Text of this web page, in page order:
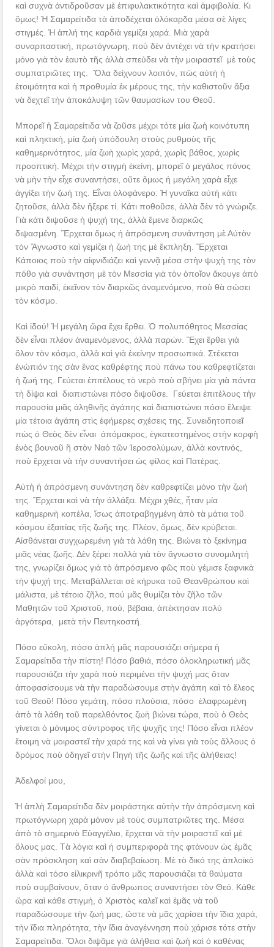
καὶ συχνὰ ἀντιδροῦσαν μὲ ἐπιφυλακτικότητα καὶ ἀμφιβολία. Κι
ὅμως! Ἡ Σαμαρείτιδα τὰ ἀποδέχεται ὁλόκαρδα μέσα σὲ λίγες
στιγμές. Ἡ ἁπλή της καρδιὰ γεμίζει χαρά. Μιὰ χαρὰ
συναρπαστική, πρωτόγνωρη, ποὺ δὲν ἀντέχει νὰ τὴν κρατήσει
μόνο γιὰ τὸν ἑαυτὸ τῆς ἀλλὰ σπεύδει νὰ τὴν μοιραστεῖ μὲ τοὺς
συμπατριῶτες της. Ὅλα δείχνουν λοιπόν, πὼς αὐτὴ ἡ
ἑτοιμότητα καὶ ἡ προθυμία ἐκ μέρους της, τὴν καθιστοῦν ἄξια
νὰ δεχτεῖ τὴν ἀποκάλυψη τῶν θαυμασίων του Θεοῦ.
Μπορεῖ ἡ Σαμαρείτιδα νὰ ζοῦσε μέχρι τότε μία ζωὴ κοινότυπη
καὶ πληκτική, μία ζωὴ ὑπόδουλη στοὺς ρυθμοὺς τῆς
καθημερινότητος, μία ζωὴ χωρὶς χαρά, χωρὶς βάθος, χωρὶς
προοπτική. Μέχρι τὴν στιγμὴ ἐκείνη, μπορεῖ ὁ μεγάλος πόνος
νὰ μὴν τὴν εἶχε συναντήσει, οὔτε ὅμως ἡ μεγάλη χαρὰ εἶχε
ἀγγίξει τὴν ζωή της. Εἶναι ὁλοφάνερο: Ἡ γυναῖκα αὐτὴ κάτι
ζητοῦσε, ἀλλὰ δὲν ἤξερε τί. Κάτι ποθοῦσε, ἀλλὰ δὲν τὸ γνώριζε.
Γιὰ κάτι διψοῦσε ἡ ψυχή της, ἀλλὰ ἔμενε διαρκῶς
διψασμένη. Ἔρχεται ὅμως ἡ ἀπρόσμενη συνάντηση μὲ Αὐτὸν
τὸν Ἄγνωστο καὶ γεμίζει ἡ ζωή της μὲ ἔκπληξη. Ἔρχεται
Κάποιος ποὺ τὴν αἰφνιδιάζει καὶ γεννᾷ μέσα στὴν ψυχὴ της τὸν
πόθο γιὰ συνάντηση μὲ τὸν Μεσσία γιὰ τὸν ὁποῖον ἄκουγε ἀπὸ
μικρὸ παιδί, ἐκεῖνον τὸν διαρκῶς ἀναμενόμενο, ποὺ θὰ σώσει
τὸν κόσμο.
Καὶ ἰδού! Ἡ μεγάλη ὥρα ἔχει ἔρθει. Ὁ πολυπόθητος Μεσσίας
δὲν εἶναι πλέον ἀναμενόμενος, ἀλλὰ παρών. Ἔχει ἔρθει γιὰ
ὅλον τὸν κόσμο, ἀλλὰ καὶ γιὰ ἐκείνην προσωπικά. Στέκεται
ἐνώπιόν της σὰν ἕνας καθρέφτης ποὺ πάνω του καθρεφτίζεται
ἡ ζωή της. Γεύεται ἐπιτέλους τὸ νερὸ ποὺ σβήνει μία γιὰ πάντα
τὴ δίψα καὶ διαπιστώνει πόσο διψοῦσε. Γεύεται ἐπιτέλους τὴν
παρουσία μιᾶς ἀληθινῆς ἀγάπης καὶ διαπιστώνει πόσο ἔλειψε
μία τέτοια ἀγάπη στὶς ἐφήμερες σχέσεις της. Συνειδητοποιεῖ
πὼς ὁ Θεὸς δὲν εἶναι ἀπόμακρος, ἐγκατεστημένος στὴν κορφὴ
ἑνὸς βουνοῦ ἢ στὸν Ναὸ τῶν Ἱεροσολύμων, ἀλλὰ κοντινός,
ποὺ ἔρχεται νὰ τὴν συναντήσει ὡς φίλος καὶ Πατέρας.
Αὐτὴ ἡ ἀπρόσμενη συνάντηση δὲν καθρεφτίζει μόνο τὴν ζωή
της. Ἔρχεται καὶ νὰ τὴν ἀλλάξει. Μέχρι χθές, ἦταν μία
καθημερινὴ κοπέλα, ἴσως ἀποτραβηγμένη ἀπὸ τὰ μάτια τοῦ
κόσμου ἐξαιτίας τῆς ζωῆς της. Πλέον, ὅμως, δὲν κρύβεται.
Αἰσθάνεται συγχωρεμένη γιὰ τὰ λάθη της. Βιώνει τὸ ξεκίνημα
μιᾶς νέας ζωῆς. Δὲν ξέρει πολλὰ γιὰ τὸν ἄγνωστο συνομιλητή
της, γνωρίζει ὅμως γιὰ τὸ ἀπρόσμενο φῶς ποὺ γέμισε ξαφνικὰ
τὴν ψυχή της. Μεταβάλλεται σὲ κήρυκα τοῦ Θεανθρώπου καὶ
μάλιστα, μὲ τέτοιο ζῆλο, πού μᾶς θυμίζει τὸν ζῆλο τῶν
Μαθητῶν τοῦ Χριστοῦ, πού, βέβαια, ἀπέκτησαν πολὺ
ἀργότερα, μετὰ τὴν Πεντηκοστή.
Πόσο εὔκολη, πόσο ἁπλή μᾶς παρουσιάζει σήμερα ἡ
Σαμαρείτιδα τὴν πίστη! Πόσο βαθιά, πόσο ὁλοκληρωτική μᾶς
παρουσιάζει τὴν χαρὰ ποὺ περιμένει τὴν ψυχή μας ὅταν
ἀποφασίσουμε νὰ τὴν παραδώσουμε στὴν ἀγάπη καὶ τὸ ἔλεος
τοῦ Θεοῦ! Πόσο γεμάτη, πόσο πλούσια, πόσο ἐλαφρωμένη
ἀπὸ τὰ λάθη τοῦ παρελθόντος ζωὴ βιώνει τώρα, ποὺ ὁ Θεὸς
γίνεται ὁ μόνιμος σύντροφος τῆς ψυχῆς της! Πόσο εἶναι πλέον
ἕτοιμη νὰ μοιραστεῖ τὴν χαρά της καὶ νὰ γίνει γιὰ τοὺς ἄλλους ὁ
δρόμος ποὺ ὁδηγεῖ στὴν Πηγὴ τῆς ζωῆς καὶ τῆς ἀλήθειας!
Ἀδελφοί μου,
Ἡ ἁπλὴ Σαμαρείτιδα δὲν μοιράστηκε αὐτὴν τὴν ἀπρόσμενη καὶ
πρωτόγνωρη χαρὰ μόνον μὲ τοὺς συμπατριῶτες της. Μέσα
ἀπὸ τὸ σημερινὸ Εὐαγγέλιο, ἔρχεται νὰ τὴν μοιραστεῖ καὶ μὲ
ὅλους μας. Τὰ λόγια καὶ ἡ συμπεριφορὰ της φτάνουν ὡς ἐμᾶς
σὰν πρόσκληση καὶ σὰν διαβεβαίωση. Μὲ τὸ δικό της ἁπλοϊκὸ
ἀλλὰ καὶ τόσο εἰλικρινῆ τρόπο μᾶς παρουσιάζει τὰ θαύματα
ποὺ συμβαίνουν, ὅταν ὁ ἄνθρωπος συναντήσει τὸν Θεό. Κάθε
ὥρα καὶ κάθε στιγμή, ὁ Χριστὸς καλεῖ καὶ ἐμᾶς νὰ τοῦ
παραδώσουμε τὴν ζωή μας, ὥστε νὰ μᾶς χαρίσει τὴν ἴδια χαρά,
τὴν ἴδια πληρότητα, τὴν ἴδια ἀναγέννηση ποὺ χάρισε τότε στὴν
Σαμαρείτιδα. Ὅλοι διψᾶμε γιὰ ἀλήθεια καὶ ζωὴ καὶ ὁ καθένας